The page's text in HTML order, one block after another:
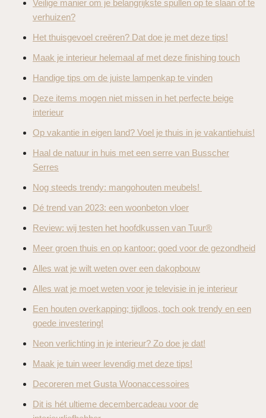
Veilige manier om je belangrijkste spullen op te slaan of te
verhuizen?
Het thuisgevoel creëren? Dat doe je met deze tips!
Maak je interieur helemaal af met deze finishing touch
Handige tips om de juiste lampenkap te vinden
Deze items mogen niet missen in het perfecte beige
interieur
Op vakantie in eigen land? Voel je thuis in je vakantiehuis!
Haal de natuur in huis met een serre van Busscher
Serres
Nog steeds trendy: mangohouten meubels!
Dé trend van 2023: een woonbeton vloer
Review: wij testen het hoofdkussen van Tuur®
Meer groen thuis en op kantoor: goed voor de gezondheid
Alles wat je wilt weten over een dakopbouw
Alles wat je moet weten voor je televisie in je interieur
Een houten overkapping; tijdloos, toch ook trendy en een
goede investering!
Neon verlichting in je interieur? Zo doe je dat!
Maak je tuin weer levendig met deze tips!
Decoreren met Gusta Woonaccessoires
Dit is hét ultieme decembercadeau voor de